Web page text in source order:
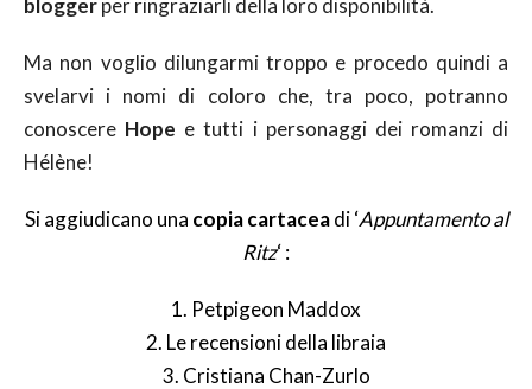
bloggerper ringraziarli della loro disponibilità.
Ma non voglio dilungarmi troppo e procedo quindi a
svelarvi i nomi di coloro che, tra poco, potranno
conoscere Hope e tutti i personaggi dei romanzi di
Hélène!
Si aggiudicano una copia cartaceadi ‘Appuntamento al
Ritz‘ :
1. Petpigeon Maddox
2. Le recensioni della libraia
3. Cristiana Chan-Zurlo